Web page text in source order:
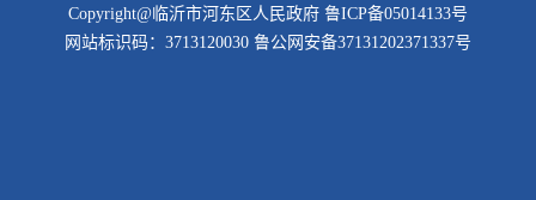
Copyright@临沂市河东区人民政府 鲁ICP备05014133号
网站标识码：3713120030 鲁公网安备37131202371337号